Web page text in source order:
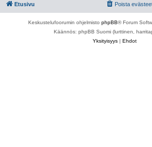
Etusivu Poista
Keskustelufoorumin ohjelmisto phpBB® Forum
Käännös: phpBB Suomi (lurttinen,
Yksityisyys | Ehdot